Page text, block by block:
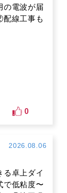
の電波が届
線工事も
0
2026.08.06
る卓上ダイ
で低粘度〜